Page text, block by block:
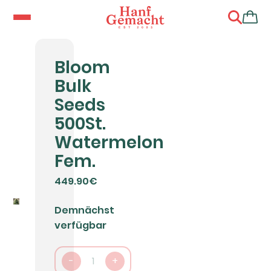
Bloom
Bulk
Seeds
500St.
Watermelon
Fem.
449.90€
Demnächst
verfügbar
- 1 +